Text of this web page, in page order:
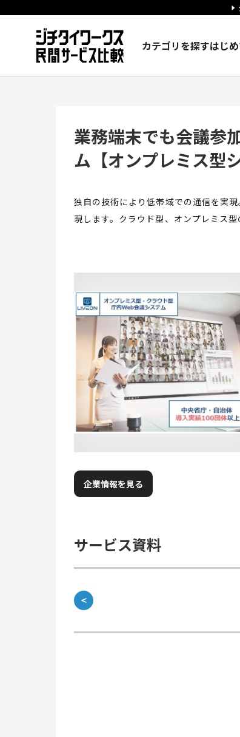
カテゴリを探すはじ
業務端末でも会議参
ム【オンプレミス型
独自の技術により低帯域での通信を実
現します。クラウド型、オンプレミス型
企業情報を見る
サービス資料
＜